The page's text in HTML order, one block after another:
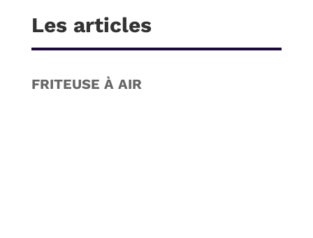
Les articles
FRITEUSE À AIR